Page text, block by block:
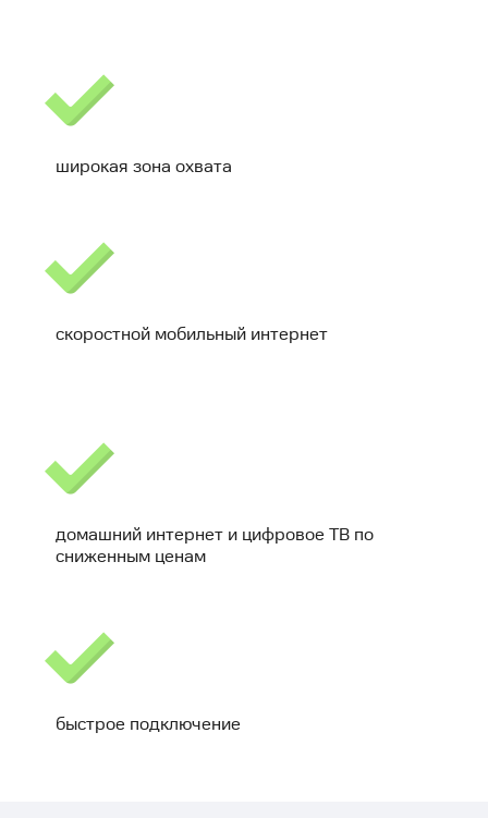
широкая зона охвата
скоростной мобильный интернет
домашний интернет и цифровое ТВ по
сниженным ценам
быстрое подключение